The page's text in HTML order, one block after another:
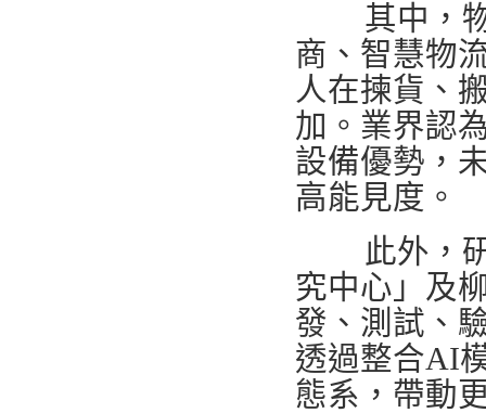
其中，物
商、智慧物
人在揀貨、
加。業界認
設備優勢，
高能見度。
此外，研
究中心」及
發、測試、
透過整合AI
態系，帶動